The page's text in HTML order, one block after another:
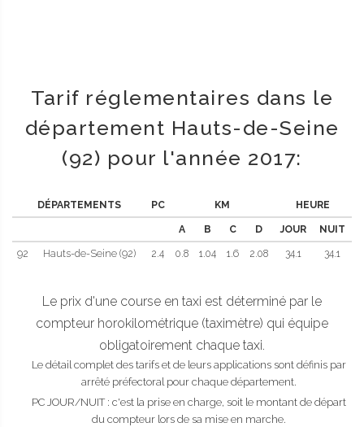
Tarif réglementaires dans le
département Hauts-de-Seine
(92) pour l'année 2017:
DÉPARTEMENTS PC KM HEURE
A B C D JOUR NUIT
92 Hauts-de-Seine (92) 2.4 0.8 1.04 1.6 2.08 34.1 34.1
Le prix d'une course en taxi est déterminé par le
compteur horokilométrique (taximètre) qui équipe
obligatoirement chaque taxi.
Le détail complet des tarifs et de leurs applications sont définis par
arrêté préfectoral pour chaque département.
PC JOUR/NUIT : c'est la prise en charge, soit le montant de départ
du compteur lors de sa mise en marche.